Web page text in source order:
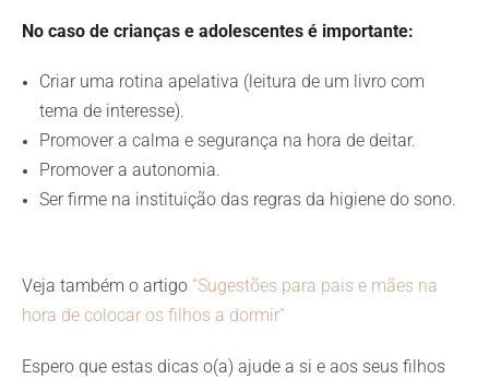
No caso de crianças e adolescentes é importante:
Criar uma rotina apelativa (leitura de um livro com
tema de interesse).
Promover a calma e segurança na hora de deitar.
Promover a autonomia.
Ser firme na instituição das regras da higiene do sono.
Veja também o artigo “Sugestões para pais e mães na
hora de colocar os filhos a dormir”
Espero que estas dicas o(a) ajude a si e aos seus filhos